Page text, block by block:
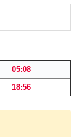
05:08
18:56